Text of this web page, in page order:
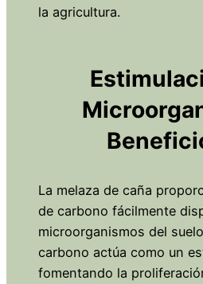
la agricultura.
La melaza de caña
de carbono fácilmente
microorganismos del
carbono actúa como un
fomentando la